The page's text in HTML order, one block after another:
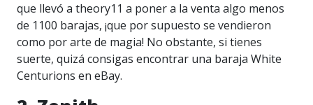
que llevó a theory11 a poner a la venta algo menos
de 1100 barajas, ¡que por supuesto se vendieron
como por arte de magia! No obstante, si tienes
suerte, quizá consigas encontrar una baraja White
Centurions en eBay.